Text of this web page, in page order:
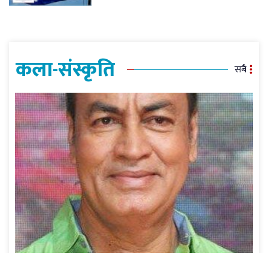
कला-संस्कृति सबै